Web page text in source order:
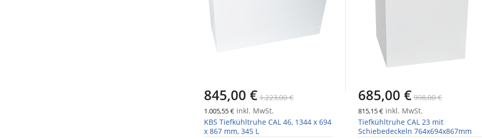
845,00 € 1.223,00 €
1.005,55 € inkl. MwSt.
KBS Tiefkühltruhe CAL 46, 1344 x 694
x 867 mm, 345 L
685,00 € 998,00 €
815,15 €inkl. MwSt.
Tiefkühltruhe CAL 23 mit
Schiebedeckeln 764x694x867mm